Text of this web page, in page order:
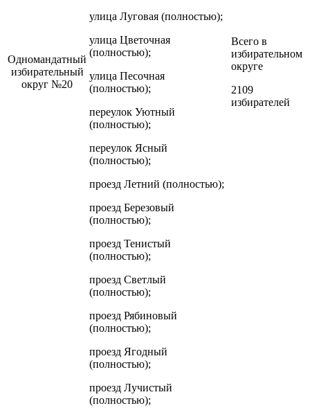
Одномандатный
избирательный
округ №20
улица Луговая (полностью);
улица Цветочная
(полностью);
улица Песочная
(полностью);
переулок Уютный
(полностью);
переулок Ясный
(полностью);
проезд Летний (полностью);
проезд Березовый
(полностью);
проезд Тенистый
(полностью);
проезд Светлый
(полностью);
проезд Рябиновый
(полностью);
проезд Ягодный
(полностью);
проезд Лучистый
(полностью);
Всего в
избирательном
округе
2109
избирателей